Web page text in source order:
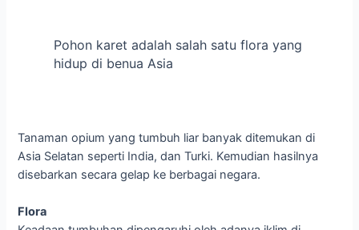
Pohon karet adalah salah satu flora yang
hidup di benua Asia
Tanaman opium yang tumbuh liar banyak ditemukan di
Asia Selatan seperti India, dan Turki. Kemudian hasilnya
disebarkan secara gelap ke berbagai negara.
Flora